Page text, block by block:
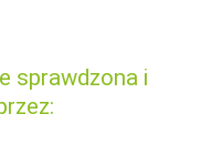
sprawdzona i